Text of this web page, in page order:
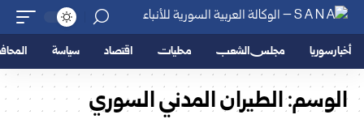
أخبار سوريا مجلس الشعب محليات اقتصاد سياسة
الوسم:الطيران المدني السوري